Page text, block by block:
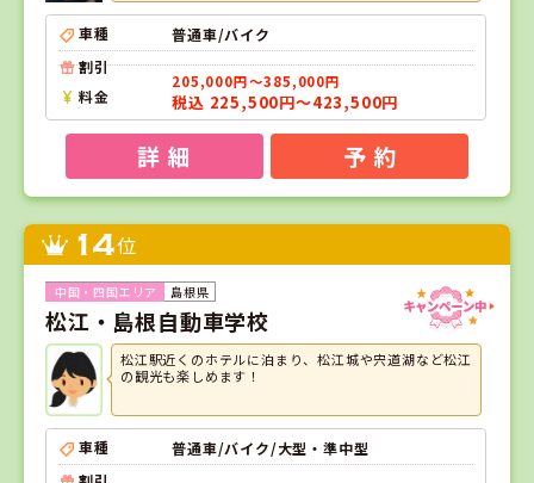
車種
普通車/バイク
割引
料金
205,000円～385,000円
税込 225,500円～423,500円
詳 細 予 約
14位
島根県
松江・島根自動車学校
松江駅近くのホテルに泊まり、松江城や宍道湖など松江
の観光も楽しめます！
車種
普通車/バイク/大型・準中型